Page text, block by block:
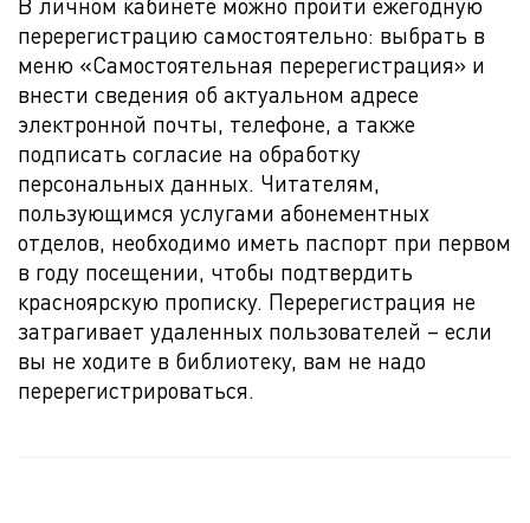
перерегистрацию самостоятельно: выбрать в
меню «Самостоятельная перерегистрация» и
внести сведения об актуальном адресе
электронной почты, телефоне, а также
подписать согласие на обработку
персональных данных. Читателям,
пользующимся услугами абонементных
отделов, необходимо иметь паспорт при первом
в году посещении, чтобы подтвердить
красноярскую прописку. Перерегистрация не
затрагивает удаленных пользователей – если
вы не ходите в библиотеку, вам не надо
перерегистрироваться.